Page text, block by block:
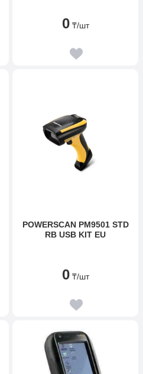
0 ₸/шт
POWERSCAN PM9501 STD
RB USB KIT EU
0 ₸/шт